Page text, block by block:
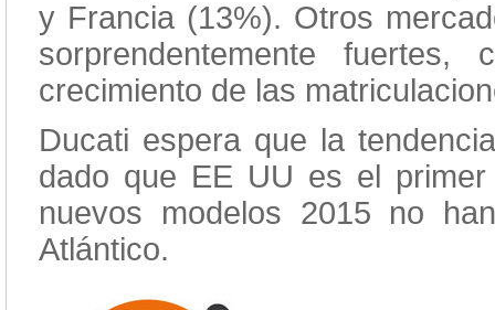
y Francia (13%). Otros
sorprendentemente
crecimiento de las
Ducati espera que la
dado que EE UU es el
nuevos modelos 2015 no
Atlántico.